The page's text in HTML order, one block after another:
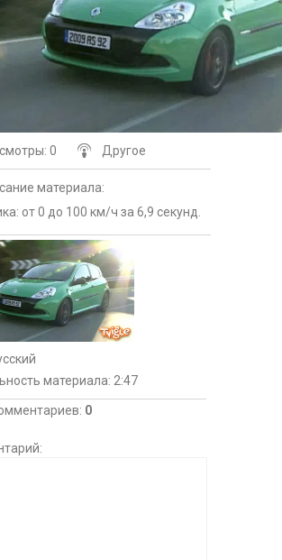
: 0 Другое
материала:
от 0 до 100 км/ч за 6,9 секунд.
материала: 2:47
: 0